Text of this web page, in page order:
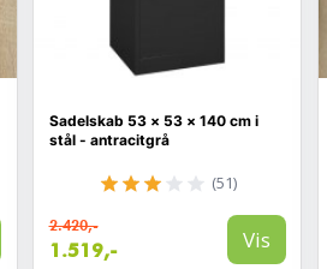
Sadelskab 53 × 53 × 140 cm i
stål - antracitgrå
(51)
2.420,-
1.519,- Vis